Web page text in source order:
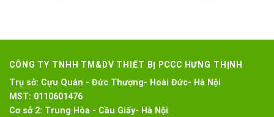
CÔNG TY TNHH TM&DV THIẾT BỊ PCCC HƯNG THỊNH
Trụ sở: Cựu Quán - Đức Thượng- Hoài Đức- Hà Nội
MST: 0110601476
Cơ sở 2: Trung Hòa - Cầu Giấy- Hà Nội